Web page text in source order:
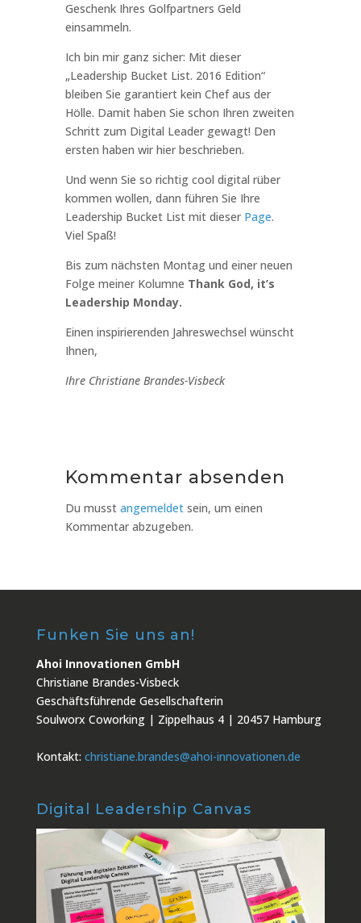
Geschenk Ihres Golfpartners Geld
einsammeln.
Ich bin mir ganz sicher: Mit dieser
„Leadership Bucket List. 2016 Edition“
bleiben Sie garantiert kein Chef aus der
Hölle. Damit haben Sie schon Ihren zweiten
Schritt zum Digital Leader gewagt! Den
ersten haben wir hier beschrieben.
Und wenn Sie so richtig cool digital rüber
kommen wollen, dann führen Sie Ihre
Leadership Bucket List mit dieser Page.
Viel Spaß!
Bis zum nächsten Montag und einer neuen
Folge meiner Kolumne Thank God, it’s
Leadership Monday.
Einen inspirierenden Jahreswechsel wünscht
Ihnen,
Ihre Christiane Brandes-Visbeck
Kommentar absenden
Du musst angemeldetsein, um einen
Kommentar abzugeben.
Funken Sie uns an!
Ahoi Innovationen GmbH
Christiane Brandes-Visbeck
Geschäftsführende Gesellschafterin
Soulworx Coworking | Zippelhaus 4 | 20457 Hamburg
Kontakt: christiane.brandes@ahoi-innovationen.de
Digital Leadership Canvas